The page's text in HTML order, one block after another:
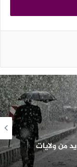
من ولايات